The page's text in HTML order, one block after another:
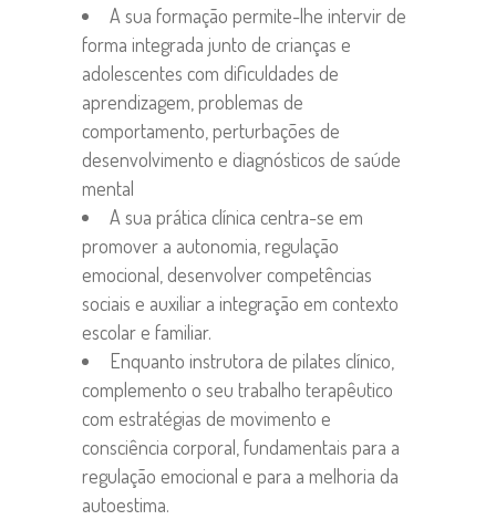
A sua formação permite-lhe intervir de
forma integrada junto de crianças e
adolescentes com dificuldades de
aprendizagem, problemas de
comportamento, perturbações de
desenvolvimento e diagnósticos de saúde
mental
A sua prática clínica centra-se em
promover a autonomia, regulação
emocional, desenvolver competências
sociais e auxiliar a integração em contexto
escolar e familiar.
Enquanto instrutora de pilates clínico,
complemento o seu trabalho terapêutico
com estratégias de movimento e
consciência corporal, fundamentais para a
regulação emocional e para a melhoria da
autoestima.